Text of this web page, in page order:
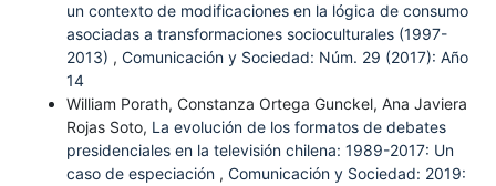
un contexto de modificaciones en la lógica de consumo
asociadas a transformaciones socioculturales (1997-
2013) , Comunicación y Sociedad: Núm. 29 (2017): Año
14
William Porath, Constanza Ortega Gunckel, Ana Javiera
Rojas Soto, La evolución de los formatos de debates
presidenciales en la televisión chilena: 1989-2017: Un
caso de especiación , Comunicación y Sociedad: 2019: